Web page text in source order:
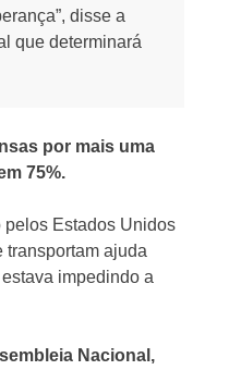
disse a
que determinará
por mais uma
75%.
Estados Unidos
ajuda
impedindo a
Nacional,